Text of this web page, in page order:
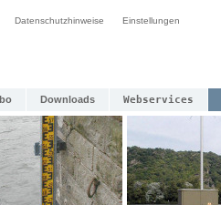
Datenschutzhinweise Einstellungen
Downloads Webservices